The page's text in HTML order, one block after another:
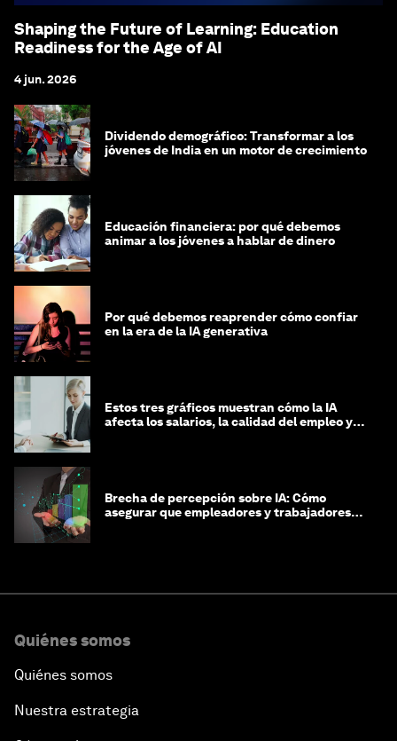
Shaping the Future of Learning: Education
Readiness for the Age of AI
4 jun. 2026
Dividendo demográfico: Transformar a los
jóvenes de India en un motor de crecimiento
Educación financiera: por qué debemos
animar a los jóvenes a hablar de dinero
Por qué debemos reaprender cómo confiar
en la era de la IA generativa
Estos tres gráficos muestran cómo la IA
afecta los salarios, la calidad del empleo y
Brecha de percepción sobre IA: Cómo
asegurar que empleadores y trabajadores
Quiénes somos
Quiénes somos
Nuestra estrategia